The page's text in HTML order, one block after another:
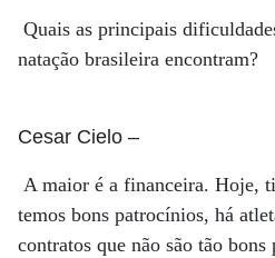
Quais as principais
natação brasileira encontram?
Cesar Cielo –
A maior é a financeira. Hoje,
temos bons patrocínios, há
contratos que não são tão